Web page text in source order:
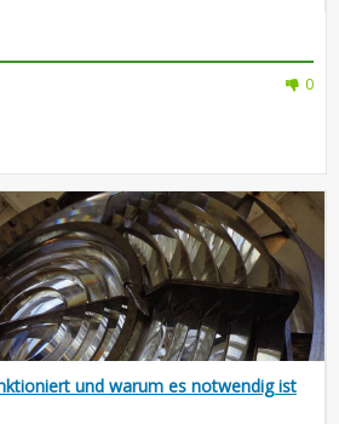
0
und warum es notwendig ist